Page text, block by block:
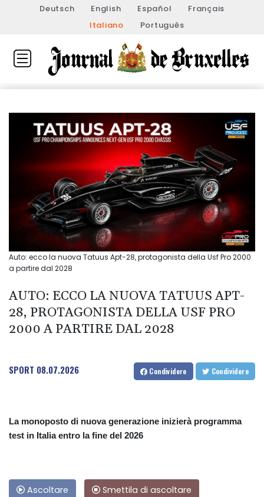
Deutsch English Español
Français
Italiano
Português
Auto: ecco la nuova Tatuus Apt-28, protagonista della Usf Pro 2000
a partire dal 2028
AUTO: ECCO LA NUOVA TATUUS APT-
28, PROTAGONISTA DELLA USF PRO
2000 A PARTIRE DAL 2028
SPORT 08.07.2026 Condividere Condividere
La monoposto di nuova generazione inizierà programma
test in Italia entro la fine del 2026
Ascoltare Smettila di ascoltare